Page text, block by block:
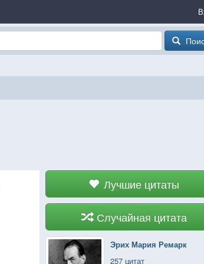
Лучшие цитаты
Случайная цитата
Эрих Мария Ремарк
257 цитат